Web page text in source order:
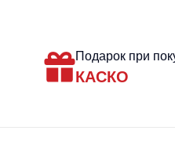
Подарок при
КАСКО